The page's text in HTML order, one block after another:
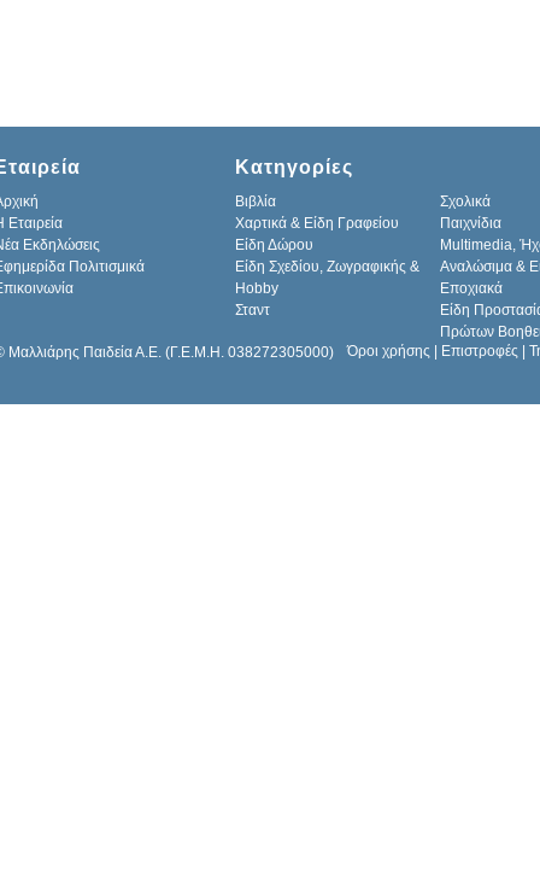
Εταιρεία
Εκδηλώσεις
Πολιτισμικά
Κατηγορίες
Βιβλία
Σχολικά
Χαρτικά & Είδη Γραφείου
Παιχνίδια
Είδη Δώρου
Multimedia,
Είδη Σχεδίου, Ζωγραφικής &
Hobby
Αναλώσιμα &
Εποχιακά
Σταντ
Είδη
Πρώτων
Μαλλιάρης Παιδεία Α.Ε. (Γ.Ε.Μ.Η. 038272305000)
Όροι χρήσης Επιστροφές